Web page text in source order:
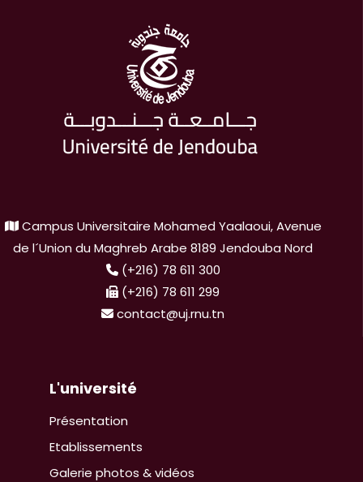
Campus Universitaire Mohamed Yaalaoui, Avenue
de l´Union du Maghreb Arabe 8189 Jendouba Nord
(+216) 78 611 300
(+216) 78 611 299
contact@uj.rnu.tn
L'université
Présentation
Etablissements
Galerie photos & vidéos